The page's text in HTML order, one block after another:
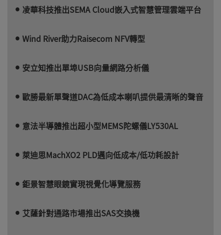
凌華科技推出SEMA Cloud嵌入式智慧管理雲端平台
Wind River助力Raisecom NFV轉型
安立知推出單埠USB向量網路分析儀
歐勝最新單聲道DAC為低成本喇叭提供最清晰的聲音
意法半導體推出超小型MEMS陀螺儀LY530AL
萊迪思MachXO2 PLD邁向低成本/低功耗設計
鉅景智慧眼鏡實現視覺化導覽服務
艾薩針對通路市場推出SAS交換機